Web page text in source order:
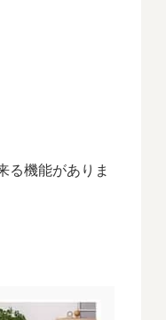
る機能がありま